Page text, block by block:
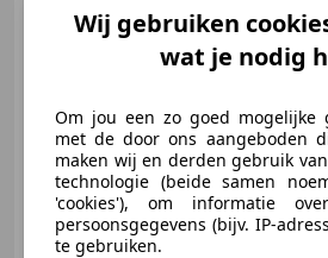
Al 25 jaar het adres voor UW auto!
Autobedrijf van Selm
NL-3628 EJ KOCKENGEN
Wij gebruiken
wat je nodig
Om jou een zo goed mogelijke
met de door ons aangeboden
maken wij en derden gebruik
technologie (beide samen
'cookies'), om informatie
persoonsgegevens (bijv. IP-
te gebruiken.